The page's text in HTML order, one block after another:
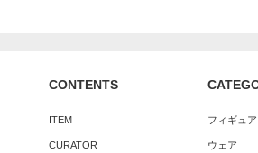
CONTENTS
ITEM
CURATOR
フィギュ
ウェア